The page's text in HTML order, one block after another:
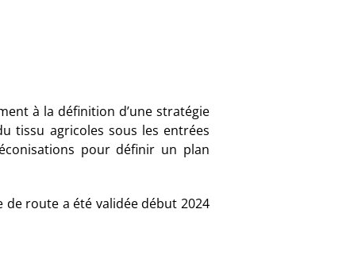
à la définition d’une stratégie
tissu agricoles sous les entrées
pour définir un plan
route a été validée début 2024